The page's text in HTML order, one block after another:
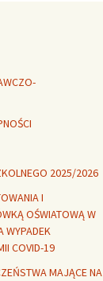
2025/2026
I
OŚWIATOWĄ W
WYPADEK
COVID-19
MAJĄCE NA